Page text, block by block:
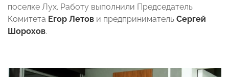
поселке Лух. Работу выполнили Председатель
Комитета Егор Летов и предприниматель Сергей
Шорохов.